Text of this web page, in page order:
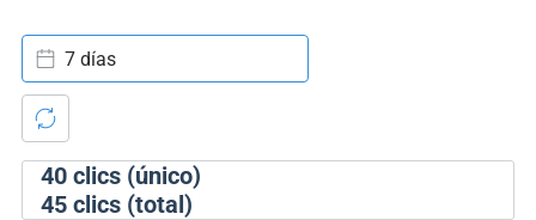
40clics (único)
45clics (total)
7 días